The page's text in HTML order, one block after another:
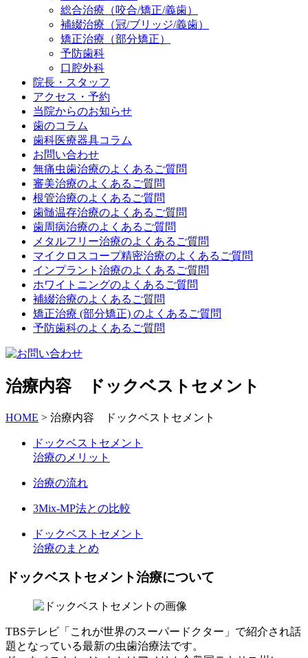
総合治療（咬合/矯正/義歯）
補綴治療（冠/ブリッジ/義歯）
矯正治療（部分矯正）
予防歯科
口腔外科
院長・スタッフ
アクセス・予約
当院からのお知らせ
歯のコラム
歯科医療器具コラム
お問い合わせ
無痛虫歯治療のよくあるご質問
審美治療のよくあるご質問
根管治療のよくあるご質問
歯髄温存治療のよくあるご質問
歯周病治療のよくあるご質問
メタルフリー治療のよくあるご質問
マイクロスコープ精密治療のよくあるご質問
インプラント治療のよくあるご質問
ホワイトニングのよくあるご質問
補綴治療のよくあるご質問
矯正治療 (部分矯正) のよくあるご質問
予防歯科のよくあるご質問
治療内容 ドックベストセメント
HOME > 治療内容 ドックベストセメント
ドックベストセメント
治療のメリット
治療の流れ
3Mix-MP法との比較
ドックベストセメント
治療のまとめ
ドックベストセメント治療について
TBSテレビ「これが世界のスーパードクター」で紹介され話
題となっている最新の虫歯治療法です。